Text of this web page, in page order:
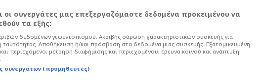
Ο ΠΑΟΚ δεν τα κατάφερε απέναντι στην Άντερλεχτ, ηττήθηκε μ...
- 22:43
ΠΑΟΚ - Ήττα και πολύ
στις Βρυξέλλες (Vid)
οι συνεργάτες μας επεξεργαζόμαστε δεδομένα προκειμένου να
τα εξής:
δεδομένων γεωεντοπισμού. Ακριβής σάρωση χαρακτηριστικών συσκευής για
ταυτότητας. Αποθήκευση ή/και πρόσβαση στα δεδομένα μιας συσκευής. Εξατομικευμένη
περιεχόμενο, μέτρηση διαφήμισης και περιεχομένου, έρευνα κοινού και ανάπτυξη
συνεργατών (προμηθευτές)